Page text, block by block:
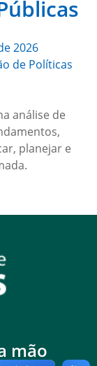
2026
de Políticas
análise de
planejar e
mão